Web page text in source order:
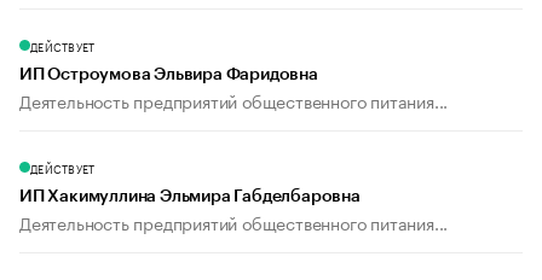
ДЕЙСТВУЕТ
ИП Остроумова Эльвира Фаридовна
Деятельность предприятий общественного питания...
ДЕЙСТВУЕТ
ИП Хакимуллина Эльмира Габделбаровна
Деятельность предприятий общественного питания...